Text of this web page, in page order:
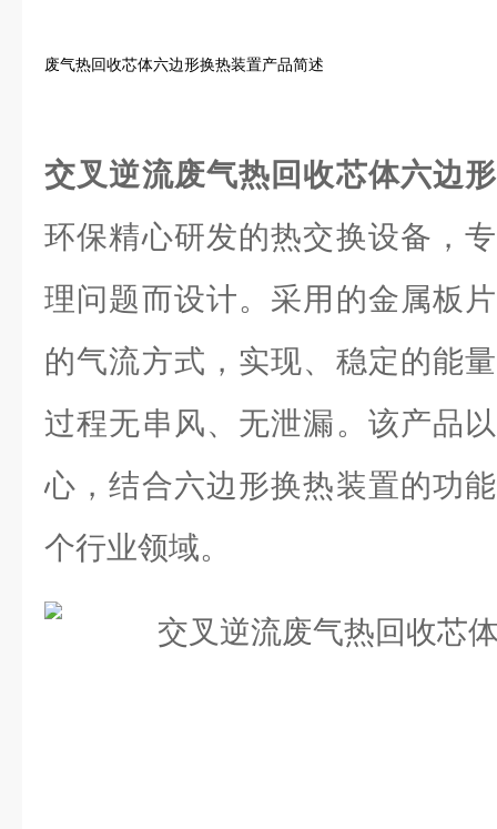
废气热回收芯体六边形换热装置产品简述
交叉逆流废气热回收芯体六边
环保精心研发的热交换设备，
理问题而设计。采用的金属板
的气流方式，实现、稳定的能
过程无串风、无泄漏。该产品
心，结合六边形换热装置的功
个行业领域。